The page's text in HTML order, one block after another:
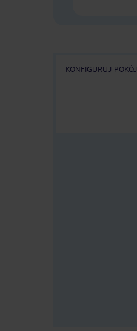
KONFIGURUJ POKÓJ